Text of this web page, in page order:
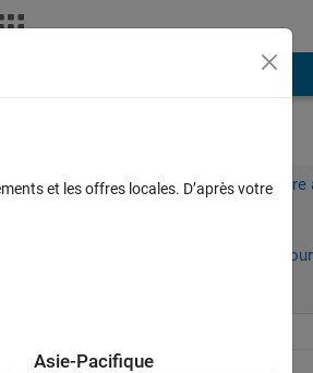
Connectez-vous pour répondre
Connectez-vous
et les offres locales. D’après votre
Asie-Pacifique